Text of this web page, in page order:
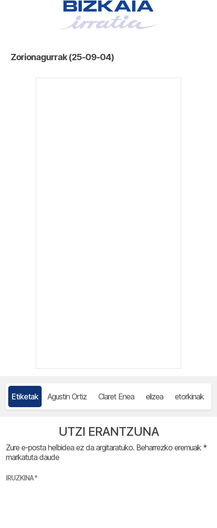
Zorionagurrak (25-09-04)
Etiketak Agustin Ortiz Claret Enea elizea etorkinak
UTZI ERANTZUNA
Zure e-posta helbidea ez da argitaratuko. Beharrezko eremuak *
markatuta daude
IRUZKINA*